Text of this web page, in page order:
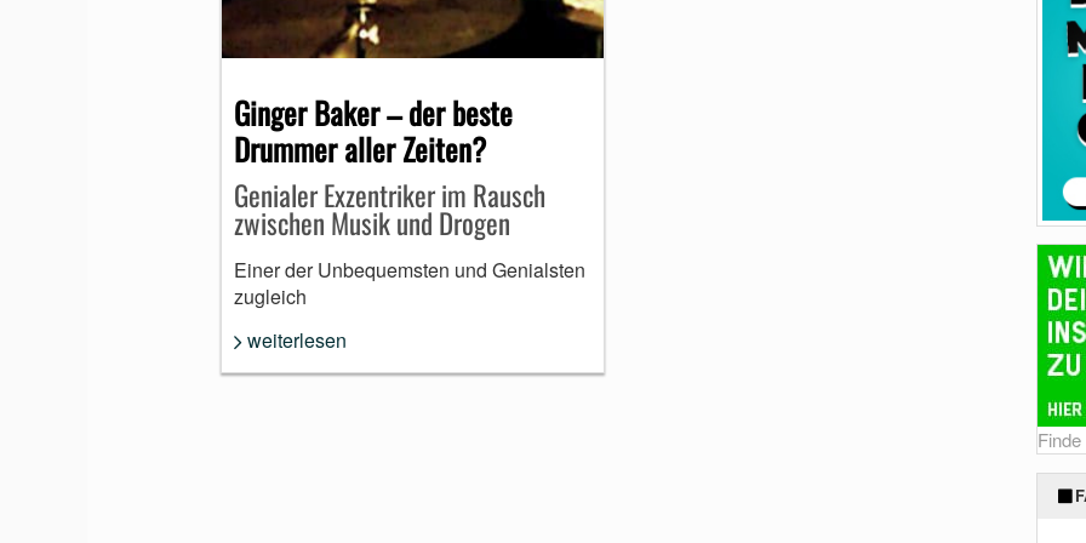
MUNDHARMONIKA
Ginger Baker – der beste
Drummer aller Zeiten?
Genialer Exzentriker im Rausch
zwischen Musik und Drogen
Einer der Unbequemsten und Genialsten
zugleich
weiterlesen